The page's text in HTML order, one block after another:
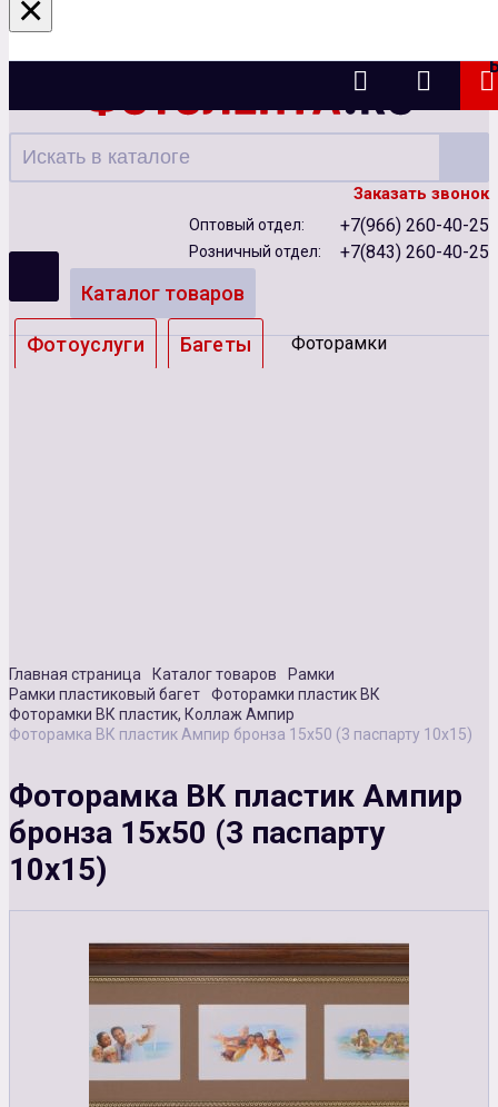
Казань
Заказать звонок
Оптовый отдел: +7(966) 260-40-25
Розничный отдел: +7(843) 260-40-25
Каталог товаров
Фотоуслуги Багеты Фоторамки
Главная страница Каталог товаров
Рамки
Рамки пластиковый багет
Фоторамки пластик ВК
Фоторамки ВК пластик, Коллаж Ампир
Фоторамка ВК пластик Ампир бронза 15х50 (3 паспарту 10х15)
Фоторамка ВК пластик Ампир
бронза 15х50 (3 паспарту
10х15)
×